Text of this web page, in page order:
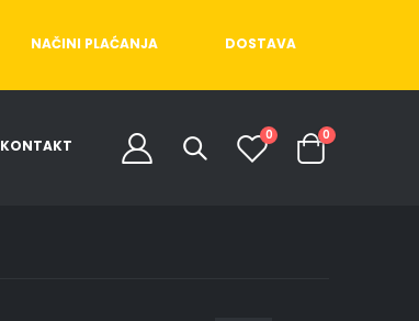
NAČINI PLAĆANJA DOSTAVA
KONTAKT
0 0